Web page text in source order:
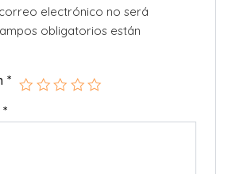
electrónico no será
obligatorios están
*
*